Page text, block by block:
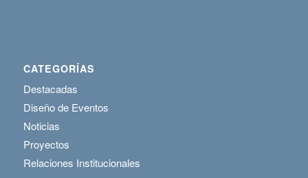
CATEGORÍAS
Destacadas
Diseño de Eventos
Noticias
Proyectos
Relaciones Institucionales